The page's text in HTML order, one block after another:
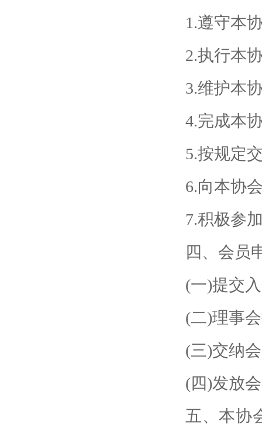
1.遵守本
2.执行本
3.维护本
4.完成本
5.按规定
6.向本协
7.积极参
四、会员
(一)提交
(二)理事
(三)交纳
(四)发放
五、本协